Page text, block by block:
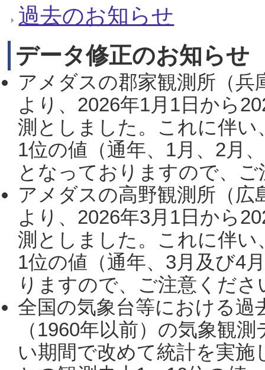
過去のお知らせ
データ修正のお知らせ
アメダスの郡家観測所（
より、2026年1月1日から
測としました。これに伴い
1位の値（通年、1月、2月
となっておりますので、
アメダスの高野観測所（
より、2026年3月1日から
測としました。これに伴い
1位の値（通年、3月及び4
りますので、ご注意くだ
全国の気象台等における過
（1960年以前）の気象観
い期間で改めて統計を実